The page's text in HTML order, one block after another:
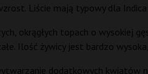
Liście mają typowy dla
okrągłych topach o wysokiej
Ilość żywicy jest bardzo
dodatkowych kwiatów